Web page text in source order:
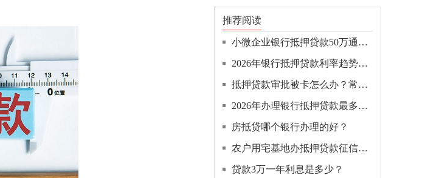
推荐阅读
小微企业银行抵押贷款50万通常需要什么条件？一文全解！
2026年银行抵押贷款利率趋势深度分析！
抵押贷款审批被卡怎么办？常见原因和解决办法！
2026年办理银行抵押贷款最多能贷多少钱？限额是多少？
房抵贷哪个银行办理的好？
农户用宅基地办抵押贷款征信要求高吗？
贷款3万一年利息是多少？